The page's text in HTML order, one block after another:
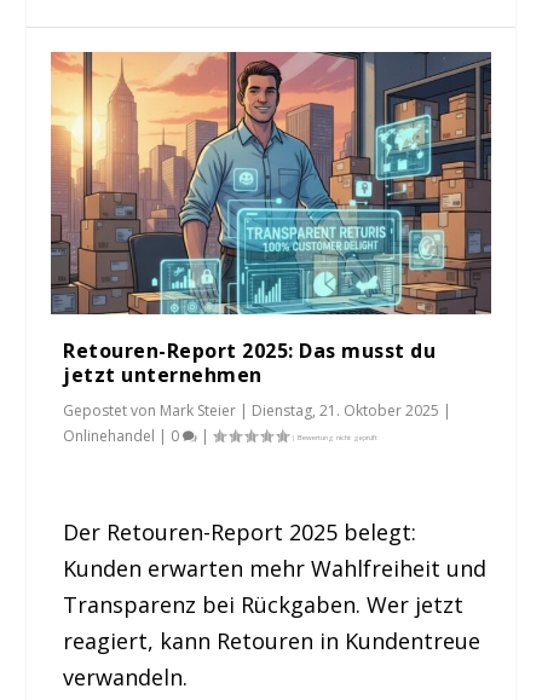
Retouren-Report 2025: Das musst du
jetzt unternehmen
Gepostet von Mark Steier | Dienstag, 21. Oktober 2025 |
Onlinehandel | 0 |
Der Retouren-Report 2025 belegt:
Kunden erwarten mehr Wahlfreiheit und
Transparenz bei Rückgaben. Wer jetzt
reagiert, kann Retouren in Kundentreue
verwandeln.